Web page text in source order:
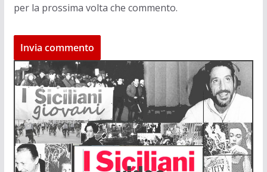
per la prossima volta che commento.